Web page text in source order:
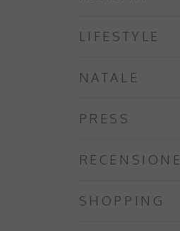
LIFESTYLE
NATALE
PRESS
RECENSIONE
SHOPPING